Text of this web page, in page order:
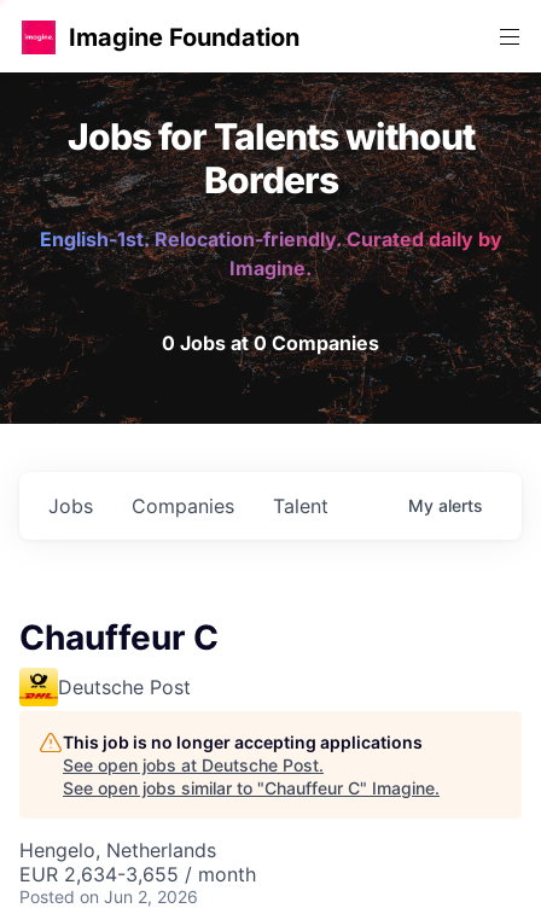
Imagine Foundation
Jobs for Talents without
Borders
English-1st. Relocation-friendly. Curated daily by
Imagine.
0 Jobs at 0 Companies
Jobs Companies Talent My alerts
Chauffeur C
Deutsche Post
This job is no longer accepting applications
See open jobs at Deutsche Post.
See open jobs similar to "Chauffeur C" Imagine.
Hengelo, Netherlands
EUR 2,634-3,655 / month
Posted on Jun 2, 2026